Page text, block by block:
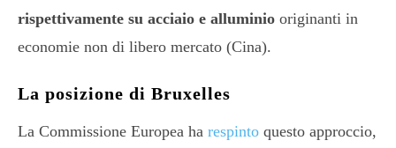
rispettivamente su acciaio e alluminio originanti in
economie non di libero mercato (Cina).
La posizione di Bruxelles
La Commissione Europea ha respinto questo approccio,